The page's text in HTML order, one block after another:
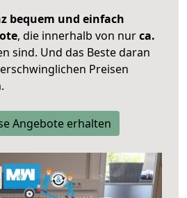
bequem und einfach
, die innerhalb von nurca.
sind. Und das Beste daran
Preisen
Angebote erhalten